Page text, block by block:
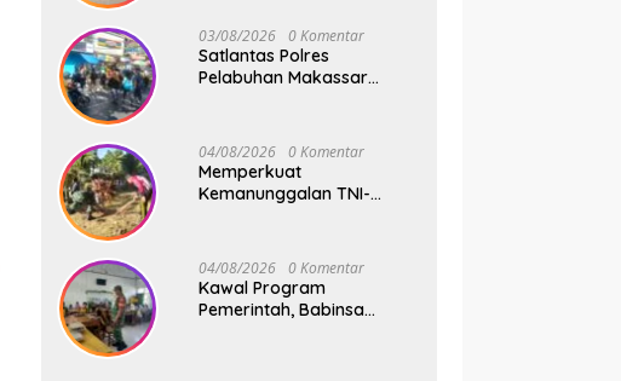
03/08/2026 0 Komentar
Satlantas Polres
Pelabuhan Makassar
Aman dan Lancar
04/08/2026 0 Komentar
Memperkuat
Kemanunggalan TNI-
Gelar Karya Bakti
Bersama Pemdes Jipang
04/08/2026 0 Komentar
Kawal Program
Pemerintah, Babinsa